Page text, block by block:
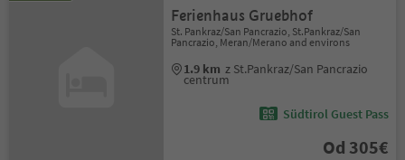
Ferienhaus Gruebhof
St. Pankraz/San Pancrazio, St.Pankraz/San
Pancrazio, Meran/Merano and environs
1.9 km z St.Pankraz/San Pancrazio
centrum
Südtirol Guest Pass
Od 305€